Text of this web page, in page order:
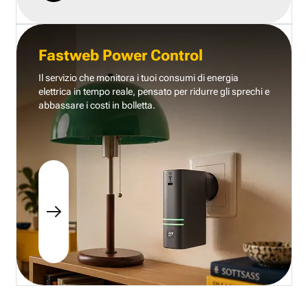
Fastweb Power Control
Il servizio che monitora i tuoi consumi di energia
elettrica in tempo reale, pensato per ridurre gli sprechi e
abbassare i costi in bolletta.